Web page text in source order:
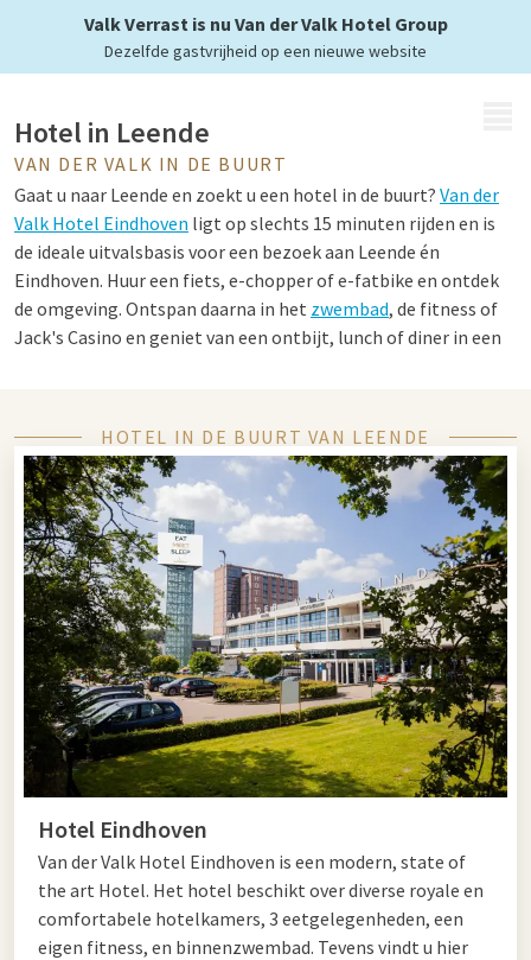
Valk Verrast is nu Van der Valk Hotel Group
Dezelfde gastvrijheid op een nieuwe website
Hotel in Leende
VAN DER VALK IN DE BUURT
Gaat u naar Leende en zoekt u een hotel in de buurt? Van der
Valk Hotel Eindhoven ligt op slechts 15 minuten rijden en is
de ideale uitvalsbasis voor een bezoek aan Leende én
Eindhoven. Huur een fiets, e-chopper of e-fatbike en ontdek
de omgeving. Ontspan daarna in het zwembad, de fitness of
Jack's Casino en geniet van een ontbijt, lunch of diner in een
Tips voor in Leende en Eindhoven
Leende en Eindhoven combineren natuur en stad. Verken het
Leenderbos met zijn bossen, heide en zandverstuivingen,
ideaal voor een wandeling of fietstocht. Bezoek daarna
Eindhovenen ontdek Strijp-S, het Van Abbemuseum of het
Philips Museum. Zo geniet u van rust, cultuur en innovatie in
één dag.
Hotel in de buurt van Leende
Van der Valk Hotel Eindhoven ligt op slechts 15 minuten van
uitgebreide faciliteiten, drie restaurants en volop
ontspanningsmogelijkheden. De ideale uitvalsbasis voor een
bezoek aan Leende en Eindhoven.
HOTEL IN DE BUURT VAN LEENDE
Hotel Eindhoven
Van der Valk Hotel Eindhoven is een modern, state of
the art Hotel. Het hotel beschikt over diverse royale en
comfortabele hotelkamers, 3 eetgelegenheden, een
eigen fitness, en binnenzwembad. Tevens vindt u hier